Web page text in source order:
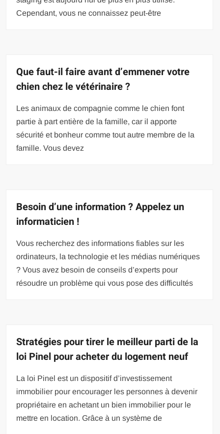
Cependant, vous ne connaissez peut-être
Que faut-il faire avant d’emmener votre
chien chez le vétérinaire ?
Les animaux de compagnie comme le chien font
partie à part entière de la famille, car il apporte
sécurité et bonheur comme tout autre membre de la
famille. Vous devez
Besoin d’une information ? Appelez un
informaticien !
Vous recherchez des informations fiables sur les
ordinateurs, la technologie et les médias numériques
? Vous avez besoin de conseils d’experts pour
résoudre un problème qui vous pose des difficultés
Stratégies pour tirer le meilleur parti de la
loi Pinel pour acheter du logement neuf
La loi Pinel est un dispositif d’investissement
immobilier pour encourager les personnes à devenir
propriétaire en achetant un bien immobilier pour le
mettre en location. Grâce à un système de